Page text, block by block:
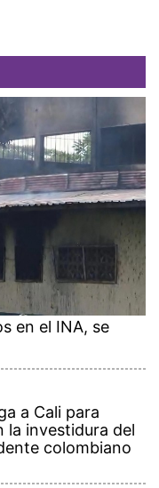
en el INA, se
a Cali para
la investidura del
colombiano